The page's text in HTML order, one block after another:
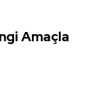
Amaçla